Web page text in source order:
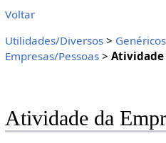
Voltar
Utilidades/Diversos> Genéricos
Empresas/Pessoas> Atividade
Atividade da